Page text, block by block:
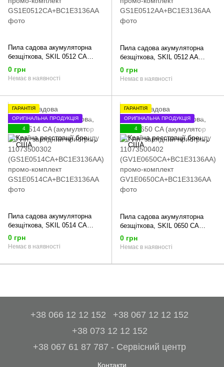
Пила садова акумуляторна
безщіткова, SKIL 0512 CA
(акумулятор 2,0 Ah, зарядний
пристрій) 11073500103
0 грн
Немає в наявності
Пила садова акумуляторна
безщіткова, SKIL 0512 AA
(акумулятори 2 шт 2,0 Ah,
зарядний пристрій)
промо-комплект
0 грн
Немає в наявності
ГАРАНТІЯ
ОРИГІНАЛЬНА ПРОДУКЦІЯ
4
Пила садова акумуляторна
безщіткова, SKIL 0514 CA
(акумулятор 2,0 Ah, зарядний
пристрій) 11073500302
0 грн
Немає в наявності
ГАРАНТІЯ
ОРИГІНАЛЬНА ПРОДУКЦІЯ
4
Пила садова акумуляторна
безщіткова, SKIL 0650 CA
(акумулятор 2,0 Ah, зарядний
пристрій) 11073500402
0 грн
Немає в наявності
+38 066 12 12 152
+38 067 12 12 152
+38 073 12 12 152
+38 067 61 87 787 - Сервісний центр
Контакти